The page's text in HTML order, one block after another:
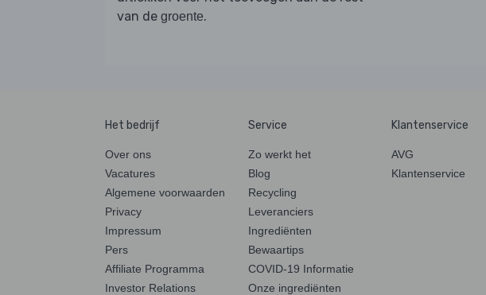
van de groente.
Het bedrijf
Over ons
Vacatures
Algemene voorwaarden
Privacy
Impressum
Pers
Affiliate Programma
Investor Relations
Service
Zo werkt het
Blog
Recycling
Leveranciers
Ingrediënten
Bewaartips
COVID-19 Informatie
Onze ingrediënten
Klantenservice
AVG
Klantenservice